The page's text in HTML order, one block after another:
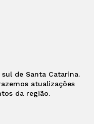
de Santa Catarina.
atualizações
da região.